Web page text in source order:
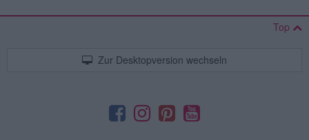
Top
Zur Desktopversion wechseln